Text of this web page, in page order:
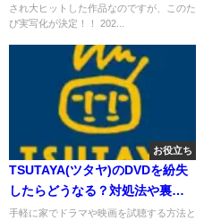
され大ヒットした作品なのですが、このた
び実写化が決定！！ 202...
お役立ち
TSUTAYA(ツタヤ)のDVDを紛失
したらどうなる？対処法や裏技
はある？
手軽に家でドラマや映画を試聴する方法と